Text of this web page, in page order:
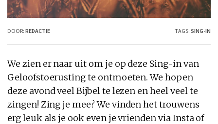
DOOR: REDACTIE TAGS: SING-IN
We zien er naar uit om je op deze Sing-in van
Geloofstoerusting te ontmoeten. We hopen
deze avond veel Bijbel te lezen en heel veel te
zingen! Zing je mee? We vinden het trouwens
erg leuk als je ook even je vrienden via Insta of